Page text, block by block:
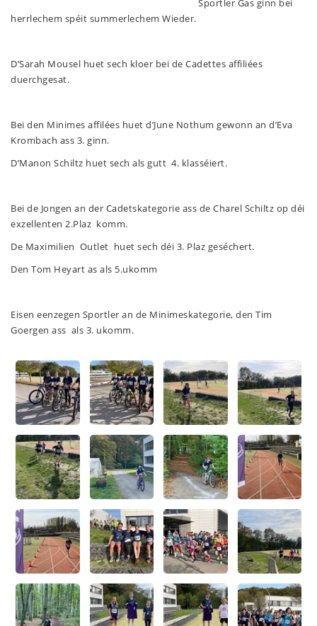
Sportler Gas ginn bei
herrlechem spéit summerlechem Wieder.
D’Sarah Mousel huet sech kloer bei de Cadettes affiliées
duerchgesat.
Bei den Minimes affilées huet d’June Nothum gewonn an d’Eva
Krombach ass 3. ginn.
D’Manon Schiltz huet sech als gutt 4. klasséiert.
Bei de Jongen an der Cadetskategorie ass de Charel Schiltz op déi
exzellenten 2.Plaz komm.
De Maximilien Outlet huet sech déi 3. Plaz geséchert.
Den Tom Heyart as als 5.ukomm
Eisen eenzegen Sportler an de Minimeskategorie, den Tim
Goergen ass als 3. ukomm.